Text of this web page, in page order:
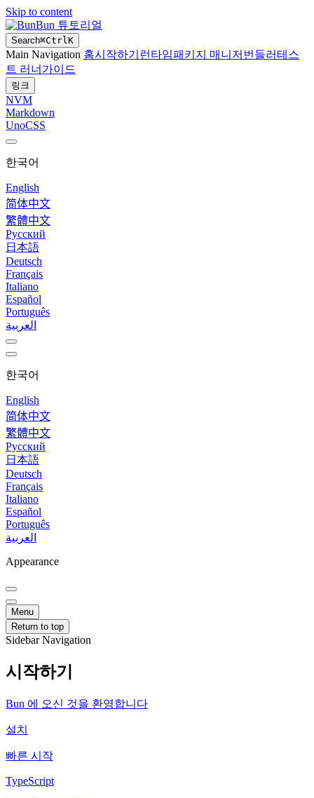
Skip to content
Bun 튜토리얼
Search⌘CtrlK
Main Navigation 홈시작하기 런타임패키지 매니저 번들러테스
트 러너 가이드
링크
NVM
Markdown
UnoCSS
한국어
English
简体中文
繁體中文
Русский
日本語
Deutsch
Français
Italiano
Español
Português
العربية
한국어
English
简体中文
繁體中文
Русский
日本語
Deutsch
Français
Italiano
Español
Português
العربية
Appearance
Menu
Return to top
Sidebar Navigation
시작하기
Bun 에 오신 것을 환영합니다
설치
빠른 시작
TypeScript